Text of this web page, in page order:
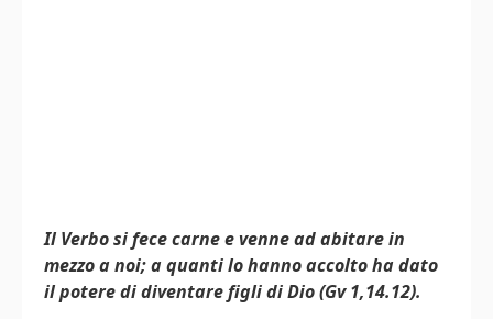
Il Verbo si fece carne e venne ad abitare in
mezzo a noi; a quanti lo hanno accolto ha dato
il potere di diventare figli di Dio (Gv 1,14.12).